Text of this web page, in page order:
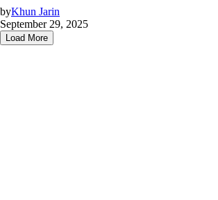
byKhun Jarin
September 29, 2025
Load More